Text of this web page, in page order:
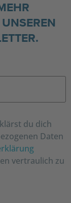
du dich
Daten
vertraulich zu